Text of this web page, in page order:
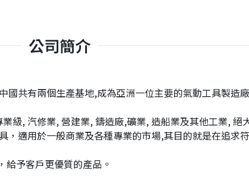
公司簡介
國共有兩個生產基地,成為亞洲一位主要的氣動工具製造
級, 汽修業, 營建業, 鑄造廠,礦業, 造船業及其他工業, 絕
，適用於一般商業及各種專業的市場,其目的就是在追求
予客戶更優質的產品。